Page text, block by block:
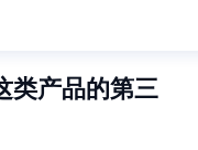
类产品的第三